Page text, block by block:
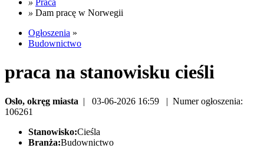
» Praca
» Dam pracę w Norwegii
Ogłoszenia »
Budownictwo
praca na stanowisku cieśli
Oslo, okręg miasta | 03-06-2026 16:59 | Numer ogłoszenia:
106261
Stanowisko:Cieśla
Branża:Budownictwo